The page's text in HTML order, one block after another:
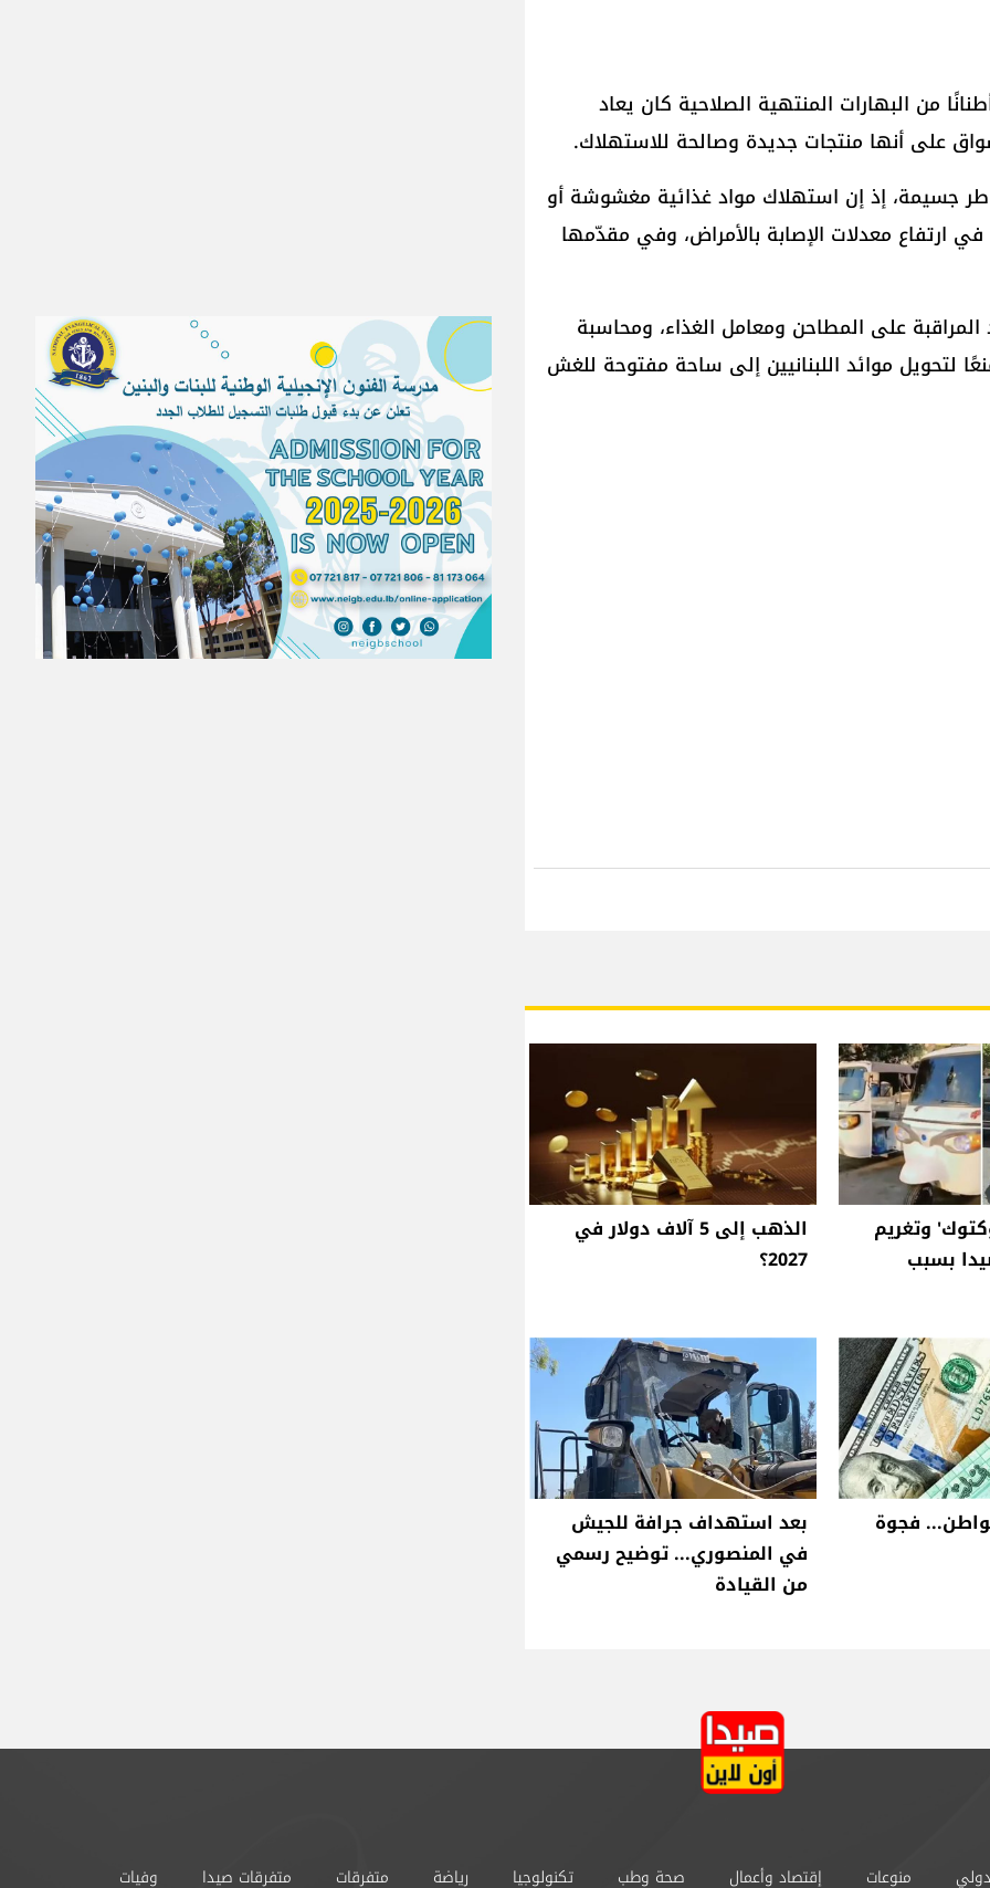
من البهارات المنتهية الصلاحية كان يعاد
على أنها منتجات جديدة وصالحة للاستهلاك.
جسيمة، إذ إن استهلاك مواد غذائية مغشوشة أو
معدلات الإصابة بالأمراض، وفي مقدّمها
على المطاحن ومعامل الغذاء، ومحاسبة
لتحويل موائد اللبنانيين إلى ساحة مفتوحة للغش
وتغريم
بسبب
الذهب إلى 5 آلاف دولار في
2027؟
فجوة
بعد استهداف جرافة للجيش
في المنصوري... توضيح رسمي
من القيادة
منوعات إقتصاد وأعمال صحة وطب تكنولوجيا رياضة متفرقات متفرقات صيدا وفيات